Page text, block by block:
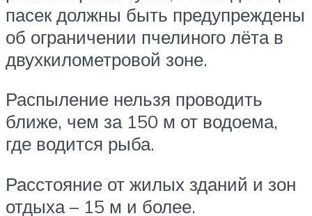
пасек должны быть предупреждены
об ограничении пчелиного лёта в
двухкилометровой зоне.
Распыление нельзя проводить
ближе, чем за 150 м от водоема,
где водится рыба.
Расстояние от жилых зданий и зон
отдыха – 15 м и более.